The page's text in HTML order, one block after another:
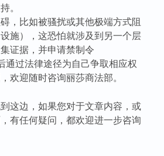
。
，比如被骚扰或其他极端方式阻
施），这恐怕就涉及到另一个层
证据，并申请禁制令
通过法律途径为自己争取相应权
欢迎随时咨询丽莎商法部。
这边，如果您对于文章内容，或
有任何疑问，都欢迎进一步咨询